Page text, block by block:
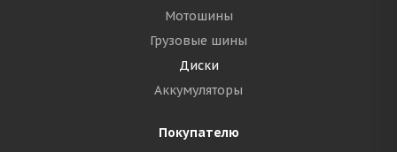
Мотошины
Грузовые шины
Диски
Аккумуляторы
Покупателю